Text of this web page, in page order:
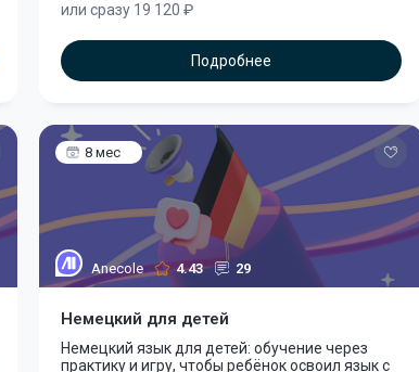
или сразу 19 120 ₽
Подробнее
8 мес
Anecole 4.43 29
Немецкий для детей
Немецкий язык для детей: обучение через
практику и игру, чтобы ребёнок освоил язык с